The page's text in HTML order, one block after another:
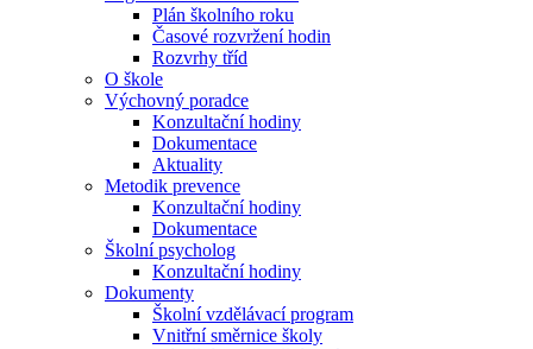
Plán školního roku
Časové rozvržení hodin
Rozvrhy tříd
O škole
Výchovný poradce
Konzultační hodiny
Dokumentace
Aktuality
Metodik prevence
Konzultační hodiny
Dokumentace
Školní psycholog
Konzultační hodiny
Dokumenty
Školní vzdělávací program
Vnitřní směrnice školy